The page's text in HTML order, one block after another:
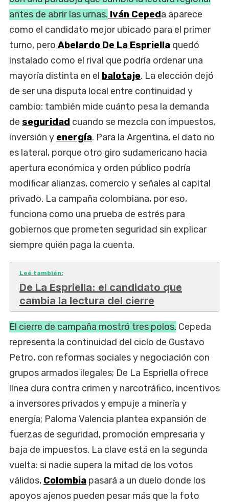
antes de abrir las urnas. Iván Cepeda aparece
como el candidato mejor ubicado para el primer
turno, pero Abelardo De La Espriella quedó
instalado como el rival que podría ordenar una
mayoría distinta en el balotaje. La elección dejó
de ser una disputa local entre continuidad y
cambio: también mide cuánto pesa la demanda
de seguridad cuando se mezcla con impuestos,
inversión y energía. Para la Argentina, el dato no
es lateral, porque otro giro sudamericano hacia
apertura económica y orden público podría
modificar alianzas, comercio y señales al capital
privado. La campaña colombiana, por eso,
funciona como una prueba de estrés para
gobiernos que prometen seguridad sin explicar
siempre quién paga la cuenta.
Leé también:
De La Espriella: el candidato que
cambia la lectura del cierre
El cierre de campaña mostró tres polos. Cepeda
representa la continuidad del ciclo de Gustavo
Petro, con reformas sociales y negociación con
grupos armados ilegales; De La Espriella ofrece
línea dura contra crimen y narcotráfico, incentivos
a inversores privados y empuje a minería y
energía; Paloma Valencia plantea expansión de
fuerzas de seguridad, promoción empresaria y
baja de impuestos. La clave está en la segunda
vuelta: si nadie supera la mitad de los votos
válidos, Colombia pasará a un duelo donde los
apoyos ajenos pueden pesar más que la foto